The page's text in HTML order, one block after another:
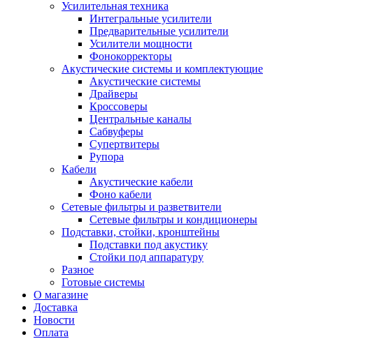
Усилительная техника
Интегральные усилители
Предварительные усилители
Усилители мощности
Фонокорректоры
Акустические системы и комплектующие
Акустические системы
Драйверы
Кроссоверы
Центральные каналы
Сабвуферы
Супертвитеры
Рупора
Кабели
Акустические кабели
Фоно кабели
Сетевые фильтры и разветвители
Сетевые фильтры и кондиционеры
Подставки, стойки, кронштейны
Подставки под акустику
Стойки под аппаратуру
Разное
Готовые системы
О магазине
Доставка
Новости
Оплата